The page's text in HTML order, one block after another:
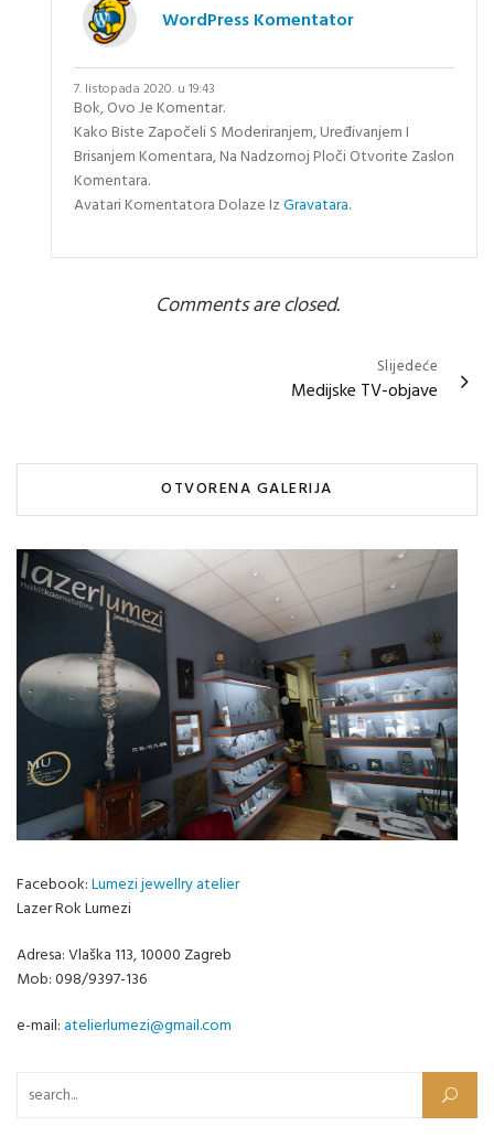
WordPress Komentator
7. listopada 2020. u 19:43
Bok, Ovo Je Komentar.
Kako Biste Započeli S Moderiranjem, Uređivanjem I
Brisanjem Komentara, Na Nadzornoj Ploči Otvorite Zaslon
Komentara.
Avatari Komentatora Dolaze IzGravatara.
Comments are closed.
Slijedeće
Medijske TV-objave
OTVORENA GALERIJA
Facebook:Lumezi jewellry atelier
Lazer Rok Lumezi
Adresa: Vlaška 113, 10000 Zagreb
Mob: 098/9397-136
e-mail: atelierlumezi@gmail.com
Pretraži: